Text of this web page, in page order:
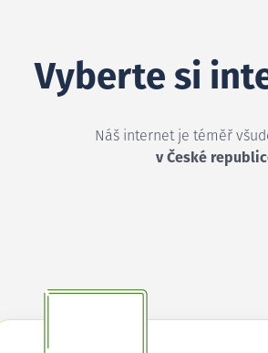
Vyberte si
Náš internet je téměř
v České